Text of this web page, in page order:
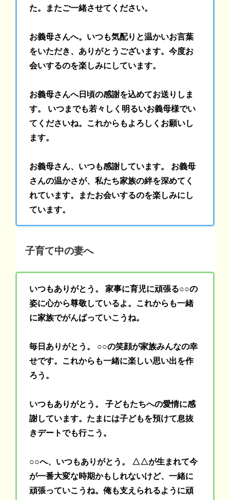
た。またご一緒させてください。
お義母さんへ。いつも気配りと温かいお言葉
をいただき、ありがとうございます。今度お
会いするのを楽しみにしています。
お義母さんへ日頃の感謝を込めてお送りしま
す。 いつまでも若々しく明るいお義母様でい
てくださいね。これからもよろしくお願いし
ます。
お義母さん、いつも感謝しています。 お義母
さんの温かさが、私たち家族の絆を深めてく
れています。またお会いするのを楽しみにし
ています。
子育て中の妻へ
いつもありがとう。 家事に育児に頑張る○○の
姿に心から尊敬しているよ。これからも一緒
に家族でがんばっていこうね。
毎日ありがとう。 ○○の笑顔が家族みんなの幸
せです。これからも一緒に楽しい思い出を作
ろう。
いつもありがとう。 子どもたちへの愛情に感
謝しています。たまには子どもを預けて息抜
きデートでも行こう。
○○へ、いつもありがとう。 △△が生まれて今
が一番大変な時期かもしれないけど、一緒に
頑張っていこうね。俺も支えられるように頑